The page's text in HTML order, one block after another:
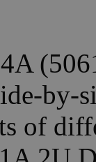
by-
of